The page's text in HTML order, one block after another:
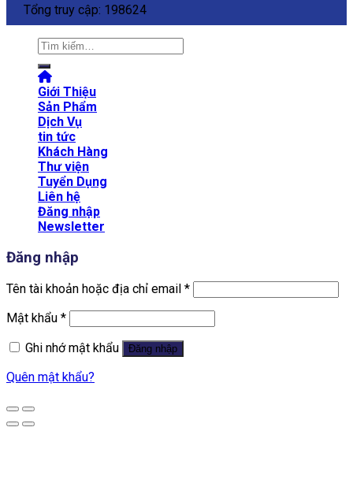
Tổng truy cập: 198624
Tìm
Giới Thiệu
Sản Phẩm
Dịch Vụ
tin tức
Khách Hàng
Thư viện
Tuyển Dụng
Liên hệ
Đăng nhập
Newsletter
Đăng nhập
Tên tài khoản hoặc địa chỉ email *
Mật khẩu *
Ghi nhớ mật khẩu
Đăng nhập
Quên mật khẩu?